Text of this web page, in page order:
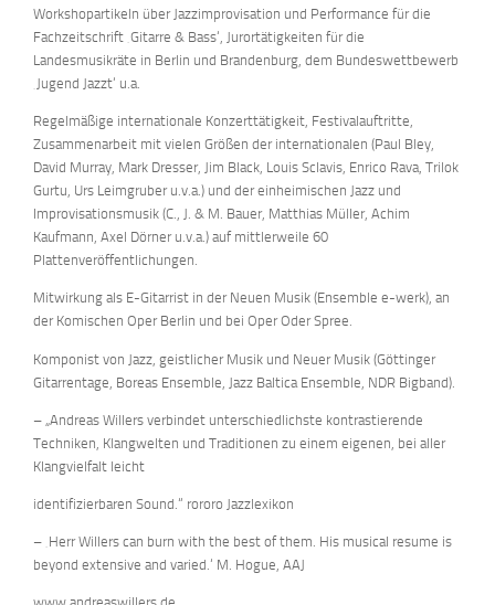
Workshopartikeln über Jazzimprovisation und Performance für die
Fachzeitschrift ‚Gitarre & Bass‘, Jurortätigkeiten für die
Landesmusikräte in Berlin und Brandenburg, dem Bundeswettbewerb
‚Jugend Jazzt‘ u.a.
Regelmäßige internationale Konzerttätigkeit, Festivalauftritte,
Zusammenarbeit mit vielen Größen der internationalen (Paul Bley,
David Murray, Mark Dresser, Jim Black, Louis Sclavis, Enrico Rava, Trilok
Gurtu, Urs Leimgruber u.v.a.) und der einheimischen Jazz und
Improvisationsmusik (C., J. & M. Bauer, Matthias Müller, Achim
Kaufmann, Axel Dörner u.v.a.) auf mittlerweile 60
Plattenveröffentlichungen.
Mitwirkung als E-Gitarrist in der Neuen Musik (Ensemble e-werk), an
der Komischen Oper Berlin und bei Oper Oder Spree.
Komponist von Jazz, geistlicher Musik und Neuer Musik (Göttinger
Gitarrentage, Boreas Ensemble, Jazz Baltica Ensemble, NDR Bigband).
– „Andreas Willers verbindet unterschiedlichste kontrastierende
Techniken, Klangwelten und Traditionen zu einem eigenen, bei aller
Klangvielfalt leicht
identifizierbaren Sound.“ rororo Jazzlexikon
– ‚Herr Willers can burn with the best of them. His musical resume is
beyond extensive and varied.‘ M. Hogue, AAJ